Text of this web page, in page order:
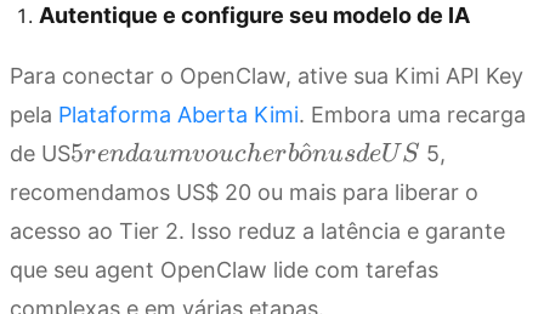
Autentique e configure seu modelo de IA
Para conectar o OpenClaw, ative sua Kimi API Key
pela Plataforma Aberta Kimi. Embora uma recarga
de US5 renda
um
bônus
de US
5rendaumvoucherbo
^nusdeUS 5,
recomendamos US$ 20 ou mais para liberar o
acesso ao Tier 2. Isso reduz a latência e garante
que seu agent OpenClaw lide com tarefas
complexas e em várias etapas.